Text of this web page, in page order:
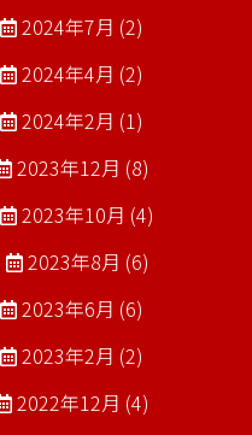
2024年7月 (2)
2024年4月 (2)
2024年2月 (1)
2023年12月 (8)
2023年10月 (4)
2023年8月 (6)
2023年6月 (6)
2023年2月 (2)
2022年12月 (4)